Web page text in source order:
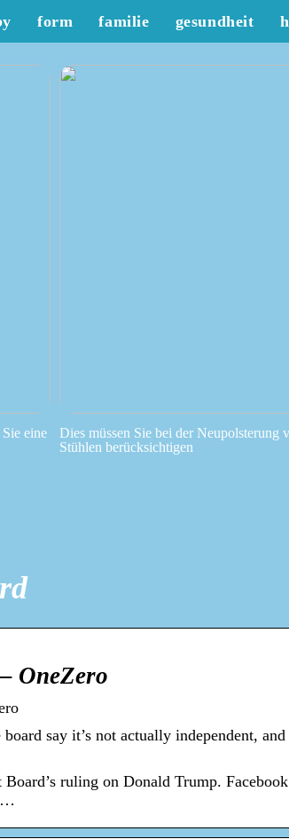
form familie gesundheit
eine
Dies müssen Sie bei der Neupolsterung
Stühlen berücksichtigen
OneZero
say it’s not actually independent,
ruling on Donald Trump. Facebook